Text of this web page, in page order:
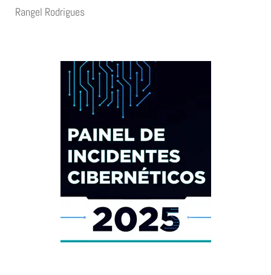
Rangel Rodrigues